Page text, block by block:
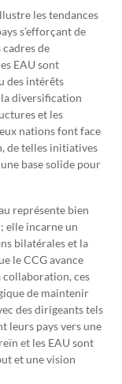
les tendances
s’efforçant de
de
EAU sont
des intérêts
diversification
et les
nations font face
de telles initiatives
base solide pour
représente bien
elle incarne un
bilatérales et la
le CCG avance
collaboration, ces
de maintenir
des dirigeants tels
leurs pays vers une
et les EAU sont
et une vision